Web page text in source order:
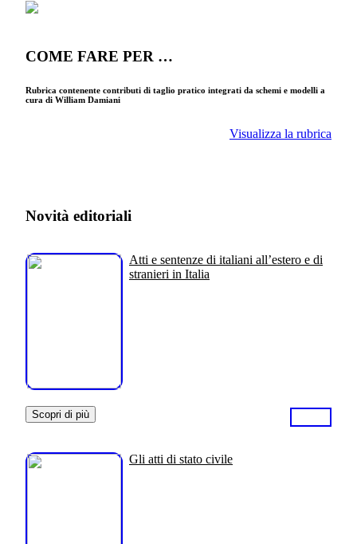
COME FARE PER …
Rubrica contenente contributi di taglio pratico integrati da schemi e modelli a
cura di William Damiani
Visualizza la rubrica
Novità editoriali
Atti e sentenze di italiani all’estero e di
stranieri in Italia
Scopri di più
Gli atti di stato civile